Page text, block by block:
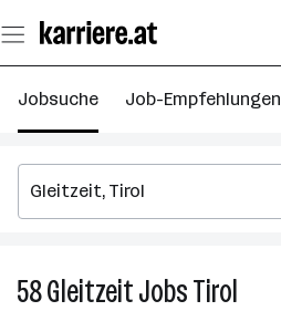
Seiteninhalt
springen
Jobsuche Job-Empfehlungen
58GleitzeitJobsTirol